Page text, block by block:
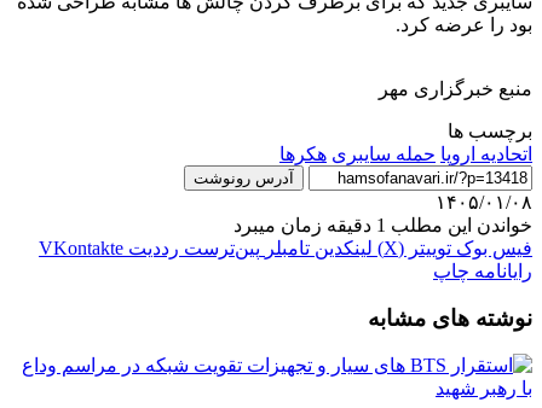
بود را عرضه کرد.
منبع خبرگزاری مهر
برچسب ها
اتحادیه اروپا حمله سایبری هکرها
آدرس رونوشت
۱۴۰۵/۰۱/۰۸
خواندن این مطلب 1 دقیقه زمان میبرد
فیس بوک توییتر (X) لینکدین ‫تامبلر ‫پین‌ترست ‫رددیت ‫VKontakte
رایانامه چاپ
نوشته های مشابه